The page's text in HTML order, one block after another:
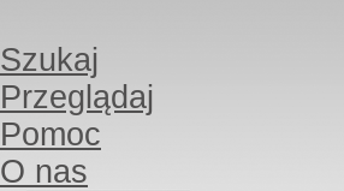
Szukaj
Przeglądaj
Pomoc
O nas